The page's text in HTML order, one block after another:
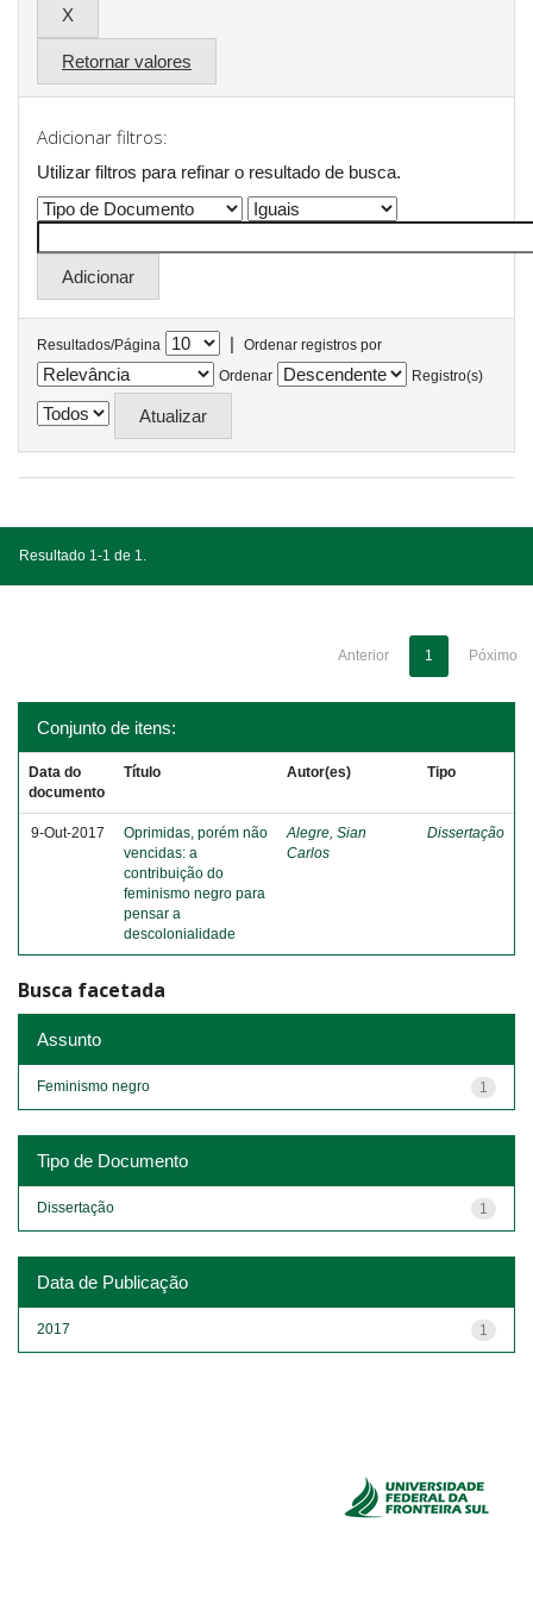
Retornar valores
Adicionar filtros:
Utilizar filtros para refinar o resultado de busca.
Resultados/Página |
Ordenar registros por
Ordenar
Registro(s)
Resultado 1-1 de 1.
Anterior 1 Póximo
Conjunto de itens:
Data do
documento
Título Autor(es) Tipo
9-Out-2017
Oprimidas, porém não
vencidas: a
contribuição do
feminismo negro para
pensar a
descolonialidade
Alegre, Sian
Carlos
Dissertação
Busca facetada
Assunto
1
Feminismo negro
Tipo de Documento
1
Dissertação
Data de Publicação
1
2017